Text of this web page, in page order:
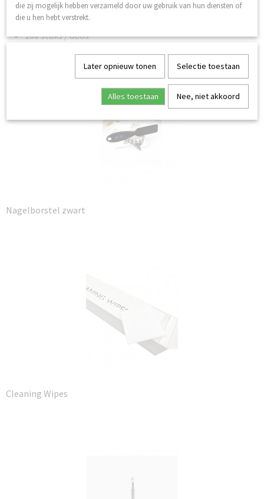
veiligheidsklasse 5
poedervrij
100 stuks / doos
Nagelborstel zwart
Cleaning Wipes
die zij mogelijk hebben verzameld door uw gebruik van hun diensten of
die u hen hebt verstrekt.
Later opnieuw tonen Selectie toestaan
Alles toestaan Nee, niet akkoord